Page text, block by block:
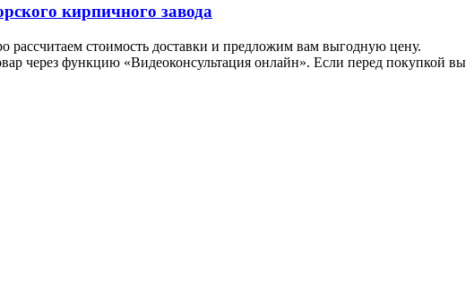
кирпичного завода
стоимость доставки и предложим вам выгодную цену.
через функцию «Видеоконсультация онлайн». Если перед покупкой вы